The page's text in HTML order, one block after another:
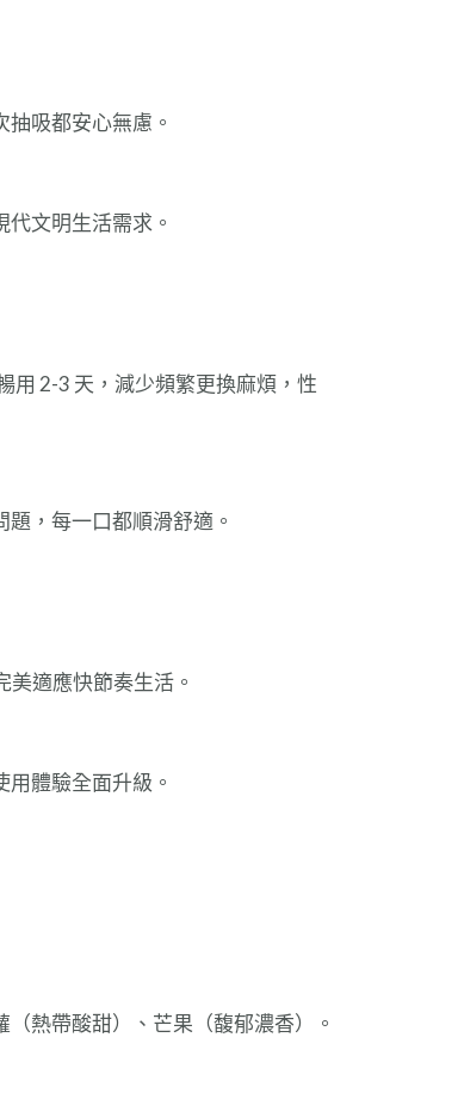
吸都安心無慮。
文明生活需求。
用 2-3 天，減少頻繁更換麻煩，性
，每一口都順滑舒適。
適應快節奏生活。
體驗全面升級。
熱帶酸甜）、芒果（馥郁濃香）。